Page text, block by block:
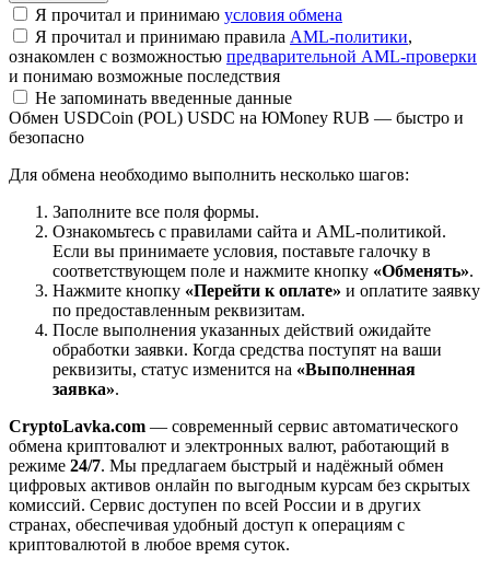
Я прочитал и принимаю условия обмена
Я прочитал и принимаю правила AML-политики,
ознакомлен с возможностью предварительной AML-проверки
и понимаю возможные последствия
Не запоминать введенные данные
Обмен USDCoin (POL) USDC на ЮMoney RUB — быстро и
безопасно
Для обмена необходимо выполнить несколько шагов:
Заполните все поля формы.
Ознакомьтесь с правилами сайта и AML-политикой.
Если вы принимаете условия, поставьте галочку в
соответствующем поле и нажмите кнопку «Обменять».
Нажмите кнопку «Перейти к оплате» и оплатите заявку
по предоставленным реквизитам.
После выполнения указанных действий ожидайте
обработки заявки. Когда средства поступят на ваши
реквизиты, статус изменится на «Выполненная
заявка».
CryptoLavka.com — современный сервис автоматического
обмена криптовалют и электронных валют, работающий в
режиме 24/7. Мы предлагаем быстрый и надёжный обмен
цифровых активов онлайн по выгодным курсам без скрытых
комиссий. Сервис доступен по всей России и в других
странах, обеспечивая удобный доступ к операциям с
криптовалютой в любое время суток.